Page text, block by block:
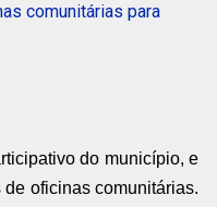
comunitárias para
do município, e
oficinas comunitárias.